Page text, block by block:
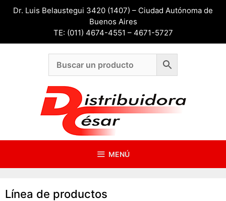
SaltarDr. Luis Belaustegui 3420 (1407) – Ciudad Autónoma de
Buenos Aires
TE: (011) 4674-4551 – 4671-5727
MENÚ
Línea de productos